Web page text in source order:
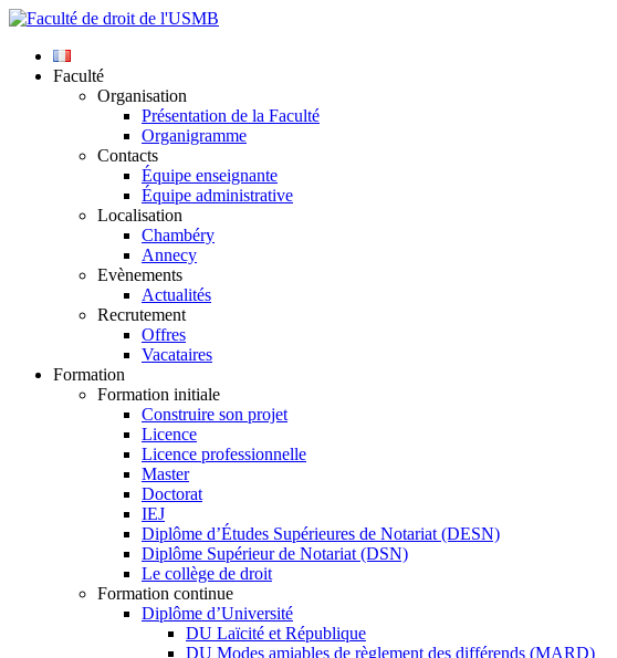
Faculté
Organisation
Présentation de la Faculté
Organigramme
Contacts
Équipe enseignante
Équipe administrative
Localisation
Chambéry
Annecy
Evènements
Actualités
Recrutement
Offres
Vacataires
Formation
Formation initiale
Construire son projet
Licence
Licence professionnelle
Master
Doctorat
IEJ
Diplôme d’Études Supérieures de Notariat (DESN)
Diplôme Supérieur de Notariat (DSN)
Le collège de droit
Formation continue
Diplôme d’Université
DU Laïcité et République
DU Modes amiables de règlement des différends (MARD)